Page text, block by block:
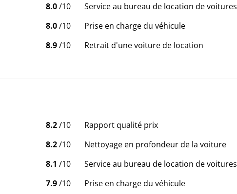
8.0/10
Service au bureau de location de voitures
8.0/10
Prise en charge du véhicule
8.9/10 Retrait d'une voiture de location
8.2/10
Rapport qualité prix
8.2/10
Nettoyage en profondeur de la voiture
8.1 /10
Service au bureau de location de voitures
7.9/10
Prise en charge du véhicule